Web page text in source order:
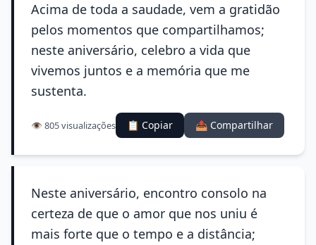
Acima de toda a saudade, vem a gratidão
pelos momentos que compartilhamos;
neste aniversário, celebro a vida que
vivemos juntos e a memória que me
sustenta.
👁️ 805 visualizações 📋 Copiar 📤 Compartilhar
Neste aniversário, encontro consolo na
certeza de que o amor que nos uniu é
mais forte que o tempo e a distância;